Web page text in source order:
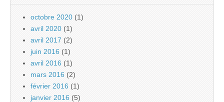
octobre 2020 (1)
avril 2020 (1)
avril 2017 (2)
juin 2016 (1)
avril 2016 (1)
mars 2016 (2)
février 2016 (1)
janvier 2016 (5)